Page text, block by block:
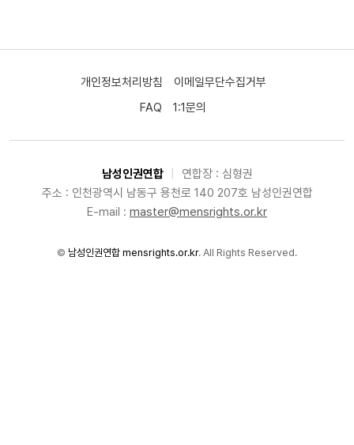
개인정보처리방침
이메일무단수집거부
FAQ
1:1문의
남성인권연합
연합장 : 심형권
주소 : 인천광역시 남동구 용천로 140 207호 남성인권연합
E-mail : master@mensrights.or.kr
© 남성인권연합 mensrights.or.kr. All Rights Reserved.